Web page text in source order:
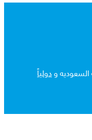
ودولياً